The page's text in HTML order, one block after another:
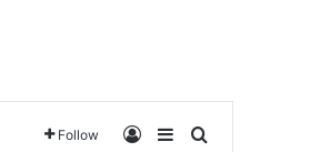
Follow Log InSidebarSearch for